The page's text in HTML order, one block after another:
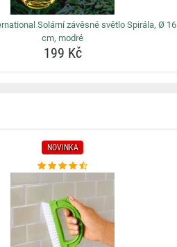
Solární závěsné světlo Spirála, Ø 16
cm, modré
199 Kč
NOVINKA